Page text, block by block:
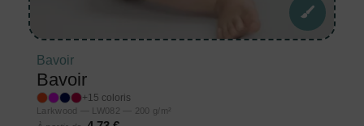
Bavoir
Bavoir
+15 coloris
Larkwood — LW082 — 200 g/m²